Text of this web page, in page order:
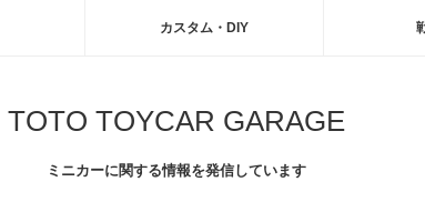
カスタム・DIY
TOTO TOYCAR GARAGE
ミニカーに関する情報を発信しています